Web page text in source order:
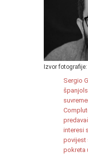
Izvor fotografije:
Sergio
interesi
povijest
pokreta